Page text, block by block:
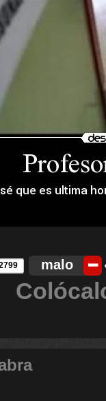
malo